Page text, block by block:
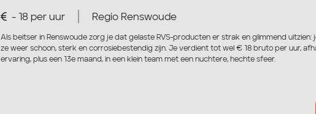
- 18 per uur Regio Renswoude
Als beitser in Renswoude zorg je dat gelaste RVS-producten er strak en glimmend
ze weer schoon, sterk en corrosiebestendig zijn. Je verdient tot wel € 18 bruto per uur,
ervaring, plus een 13e maand, in een klein team met een nuchtere, hechte sfeer.